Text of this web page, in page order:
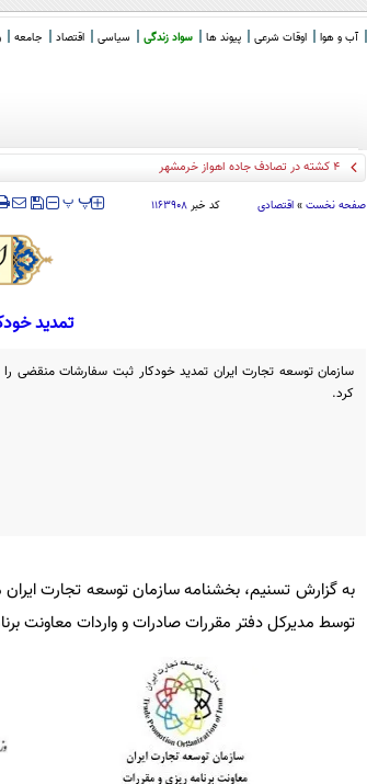
آب و هوا اوقات شرعی پیوند ها سواد زندگی سیاسی اقتصاد جامعه
دو نکته د_
صفحه نخست » اقتصادی کد خبر ۱۱۶۳۹۰۸ ‍‍‍ پ پ
تمدید
سازمان توسعه تجارت ایران تمدید خودکار ثبت سفارشات منقضی را
کرد.
به گزارش تسنیم، بخشنامه سازمان توسعه تجارت
توسط مدیرکل دفتر مقررات صادرات و واردات معاونت